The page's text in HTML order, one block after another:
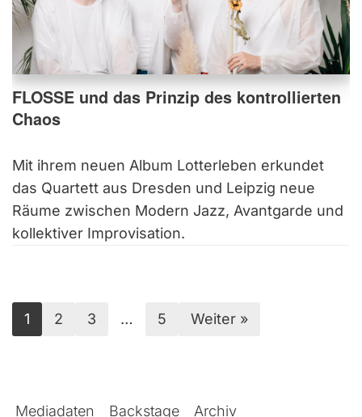
FLOSSE und das Prinzip des kontrollierten
Chaos
Mit ihrem neuen Album Lotterleben erkundet
das Quartett aus Dresden und Leipzig neue
Räume zwischen Modern Jazz, Avantgarde und
kollektiver Improvisation.
1 2 3 … 5 Weiter »
Mediadaten Backstage Archiv